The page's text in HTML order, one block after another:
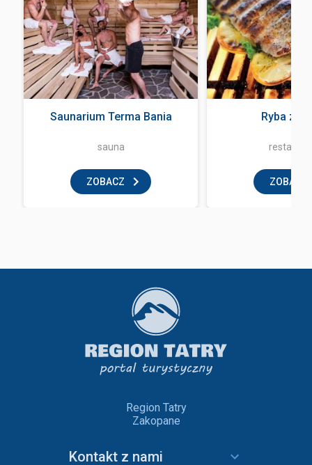
Saunarium Terma Bania
sauna
ZOBACZ
Ryba z
ZOBACZ
Region Tatry
Zakopane
Kontakt z nami